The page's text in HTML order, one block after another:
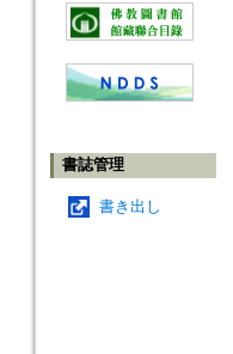
書誌管理
書き出し